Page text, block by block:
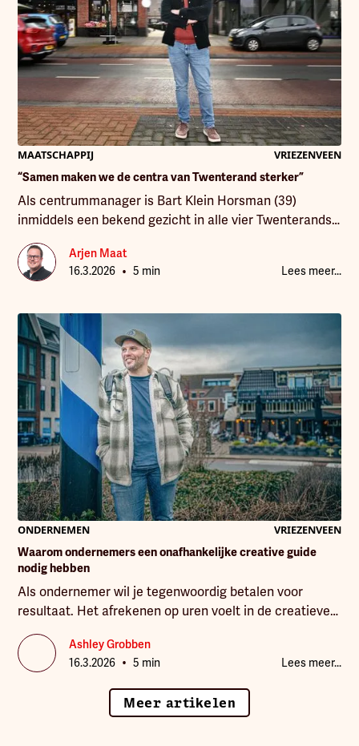
bestond.
MAATSCHAPPIJ
VRIEZENVEEN
“Samen maken we de centra van Twenterand sterker”
Als centrummanager is Bart Klein Horsman (39)
inmiddels een bekend gezicht in alle vier Twenterandse
kernen. Hij is het oliemannetje tussen ondernemers,
verenigingen en gemeente. De verbinder die kansen
ziet en ideeën aanjaagt. “Ik ben in dienst van de
zegt hij. “Samen houden we onze centra levendig.” Een
nadere kennismaking met de centrummanager die
meedenkt, verbindt en versterkt.
Arjen Maat
16.3.2026 • 5 min Lees meer...
ONDERNEMEN
VRIEZENVEEN
Waarom ondernemers een onafhankelijke creative guide
nodig hebben
Als ondernemer wil je tegenwoordig betalen voor
resultaat. Het afrekenen op uren voelt in de creatieve
industrie steeds minder logisch. Daarmee verandert
ook de manier waarop creatief werk wordt
gewaardeerd. Een goede ontwerper met jaren ervaring
en kennis zou anders juist minder betaald krijgen,
simpelweg omdat hij sneller tot een goed resultaat
Ashley Grobben
16.3.2026 • 5 min Lees meer...
Meer artikelen